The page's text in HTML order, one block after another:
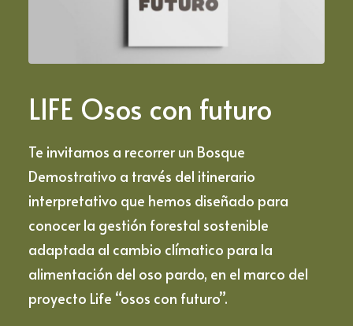
LIFE Osos con futuro
Te invitamos a recorrer un Bosque
Demostrativo a través del itinerario
interpretativo que hemos diseñado para
conocer la gestión forestal sostenible
adaptada al cambio clímatico para la
alimentación del oso pardo, en el marco del
proyecto Life “osos con futuro”.